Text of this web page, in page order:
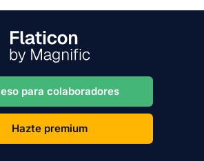
para colaboradores
Hazte premium